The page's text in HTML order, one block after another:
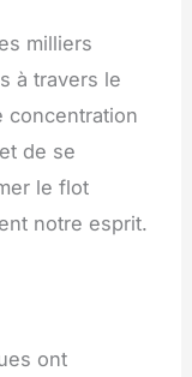
milliers
à travers le
concentration
de se
le flot
notre esprit.
ont